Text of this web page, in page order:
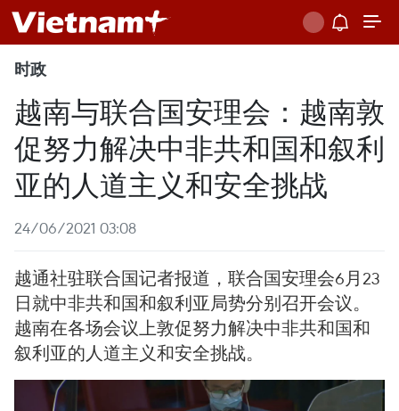
时政
越南与联合国安理会：越南敦
促努力解决中非共和国和叙利
亚的人道主义和安全挑战
24/06/2021 03:08
越通社驻联合国记者报道，联合国安理会6月23
日就中非共和国和叙利亚局势分别召开会议。
越南在各场会议上敦促努力解决中非共和国和
叙利亚的人道主义和安全挑战。